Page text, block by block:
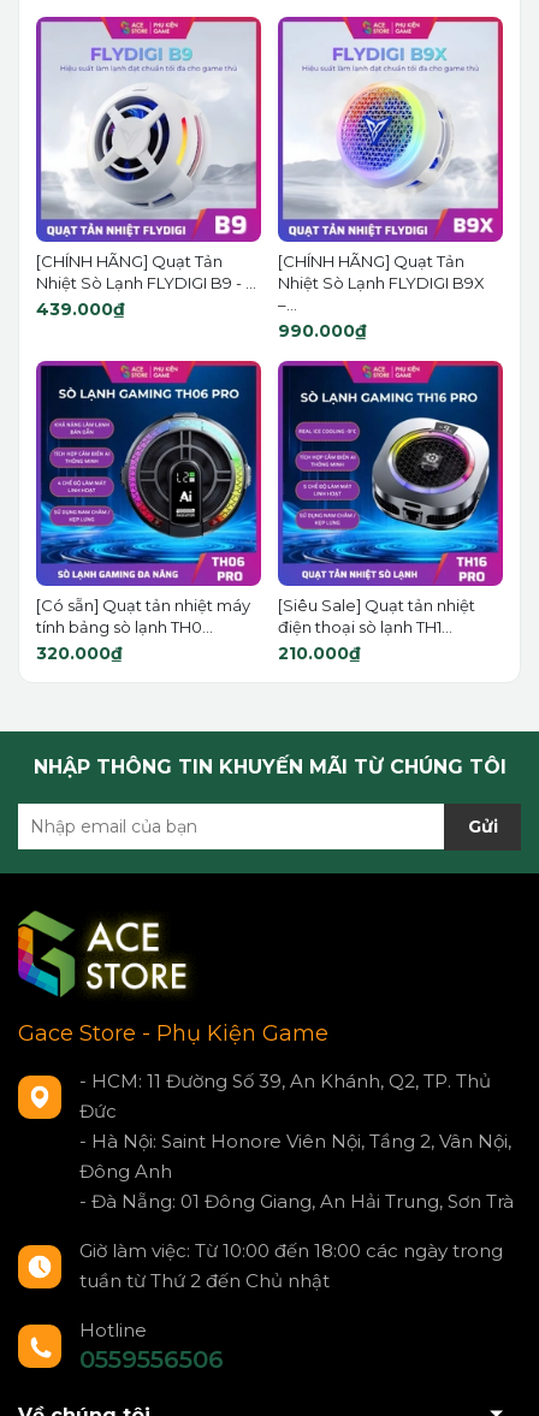
[CHÍNH HÃNG] Quạt Tản
Nhiệt Sò Lạnh FLYDIGI B9 - ...
439.000₫
[CHÍNH HÃNG] Quạt Tản
Nhiệt Sò Lạnh FLYDIGI B9X
–...
990.000₫
[Có sẵn] Quạt tản nhiệt máy
tính bảng sò lạnh TH0...
320.000₫
[Siêu Sale] Quạt tản nhiệt
điện thoại sò lạnh TH1...
210.000₫
NHẬP THÔNG TIN KHUYẾN MÃI TỪ CHÚNG TÔI
Gửi
Gace Store - Phụ Kiện Game
- HCM: 11 Đường Số 39, An Khánh, Q2, TP. Thủ
Đức
- Hà Nội: Saint Honore Viên Nội, Tầng 2, Vân Nội,
Đông Anh
- Đà Nẵng: 01 Đông Giang, An Hải Trung, Sơn Trà
Giờ làm việc: Từ 10:00 đến 18:00 các ngày trong
tuần từ Thứ 2 đến Chủ nhật
Hotline
0559556506